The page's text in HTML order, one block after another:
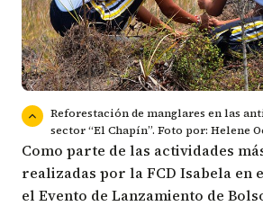
Reforestación de manglares en las
sector “El Chapín”. Foto por: Helene
Como parte de las actividades
realizadas por la FCD Isabela en
el Evento de Lanzamiento de